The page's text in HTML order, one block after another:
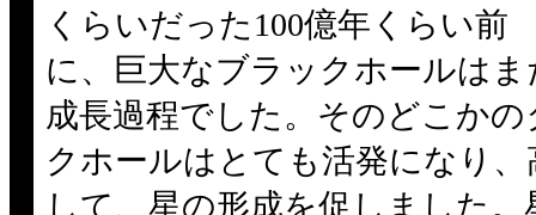
くらいだった100億年くらい前
に、巨大なブラックホールはま
成長過程でした。そのどこか
クホールはとても活発になり
して、星の形成を促しました